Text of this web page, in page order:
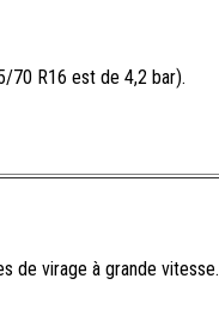
70 R16 est de 4,2 bar).
de virage à grande vitesse.